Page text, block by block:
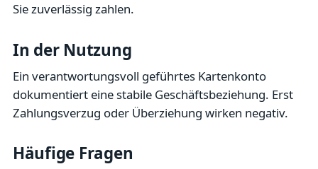
Sie zuverlässig zahlen.
In der Nutzung
Ein verantwortungsvoll geführtes Kartenkonto
dokumentiert eine stabile Geschäftsbeziehung. Erst
Zahlungsverzug oder Überziehung wirken negativ.
Häufige Fragen